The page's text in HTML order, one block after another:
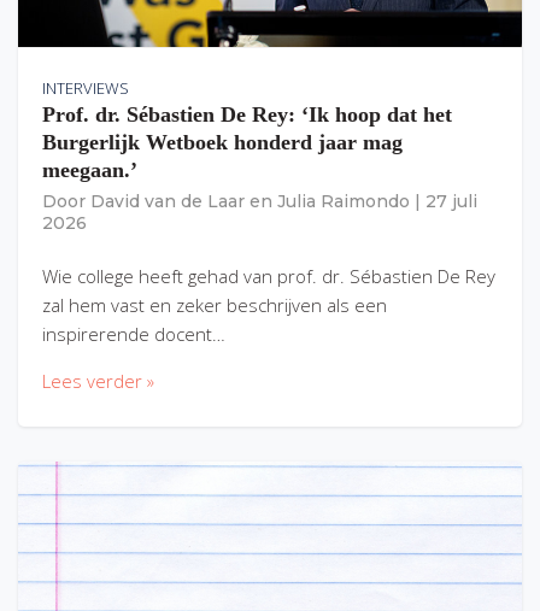
INTERVIEWS
Prof. dr. Sébastien De Rey: ‘Ik hoop dat het
Burgerlijk Wetboek honderd jaar mag
meegaan.’
Door David van de Laar en Julia Raimondo
27 juli
2026
Wie college heeft gehad van prof. dr. Sébastien De Rey
zal hem vast en zeker beschrijven als een
inspirerende docent…
Lees verder »